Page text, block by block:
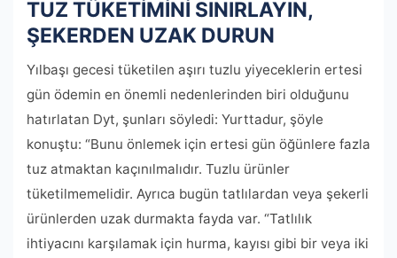
TUZ TÜKETİMİNİ SINIRLAYIN,
ŞEKERDEN UZAK DURUN
Yılbaşı gecesi tüketilen aşırı tuzlu yiyeceklerin ertesi
gün ödemin en önemli nedenlerinden biri olduğunu
hatırlatan Dyt, şunları söyledi: Yurttadur, şöyle
konuştu: “Bunu önlemek için ertesi gün öğünlere fazla
tuz atmaktan kaçınılmalıdır. Tuzlu ürünler
tüketilmemelidir. Ayrıca bugün tatlılardan veya şekerli
ürünlerden uzak durmakta fayda var. “Tatlılık
ihtiyacını karşılamak için hurma, kayısı gibi bir veya iki